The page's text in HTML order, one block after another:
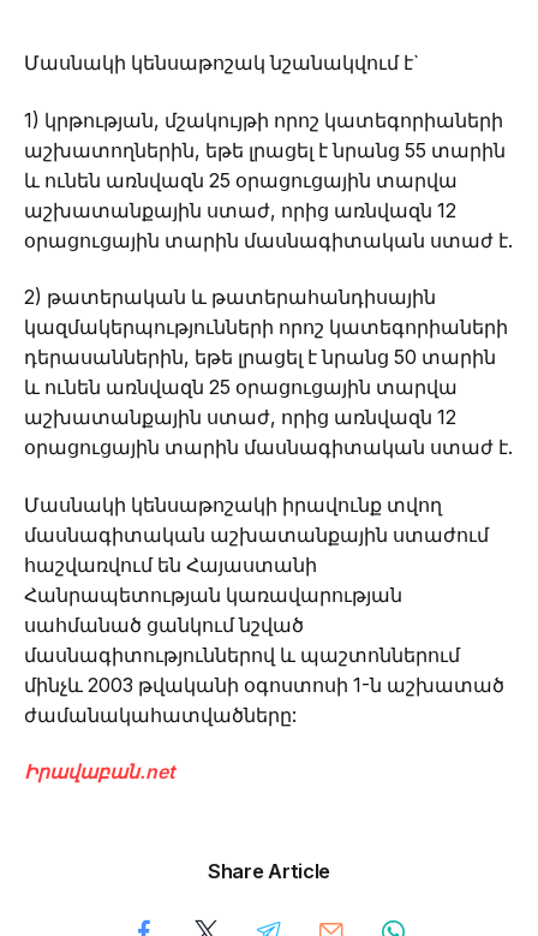
Մասնակի կենսաթոշակ նշանակվում է`
1) կրթության, մշակույթի որոշ կատեգորիաների
աշխատողներին, եթե լրացել է նրանց 55 տարին
և ունեն առնվազն 25 օրացուցային տարվա
աշխատանքային ստաժ, որից առնվազն 12
օրացուցային տարին մասնագիտական ստաժ է.
2) թատերական և թատերահանդիսային
կազմակերպությունների որոշ կատեգորիաների
դերասաններին, եթե լրացել է նրանց 50 տարին
և ունեն առնվազն 25 օրացուցային տարվա
աշխատանքային ստաժ, որից առնվազն 12
օրացուցային տարին մասնագիտական ստաժ է.
Մասնակի կենսաթոշակի իրավունք տվող
մասնագիտական աշխատանքային ստաժում
հաշվառվում են Հայաստանի
Հանրապետության կառավարության
սահմանած ցանկում նշված
մասնագիտություններով և պաշտոններում
մինչև 2003 թվականի օգոստոսի 1-ն աշխատած
ժամանակահատվածները:
Իրավաբան.net
Share Article